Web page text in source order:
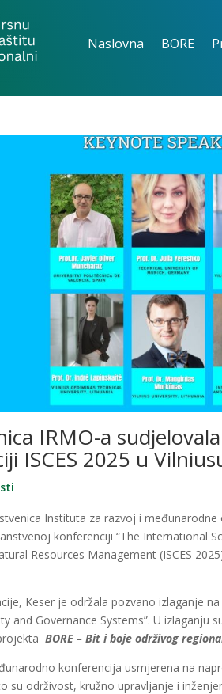
Naslovna BORE
IRMO-a
ISCES 2025 u
Instituta za razvoj i
konferenciji “The International
Resources Management (ISCES
Keser je održala pozvano izlaganje
and Governance Systems”. U izlaganju
BORE – Bit i boje održivog
konferencija usmjerena na
su održivost, kružno upravljanje i